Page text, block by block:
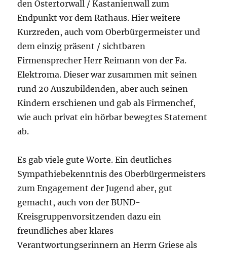
den Ostertorwall / Kastanienwall zum
Endpunkt vor dem Rathaus. Hier weitere
Kurzreden, auch vom Oberbürgermeister und
dem einzig präsent / sichtbaren
Firmensprecher Herr Reimann von der Fa.
Elektroma. Dieser war zusammen mit seinen
rund 20 Auszubildenden, aber auch seinen
Kindern erschienen und gab als Firmenchef,
wie auch privat ein hörbar bewegtes Statement
ab.
Es gab viele gute Worte. Ein deutliches
Sympathiebekenntnis des Oberbürgermeisters
zum Engagement der Jugend aber, gut
gemacht, auch von der BUND-
Kreisgruppenvorsitzenden dazu ein
freundliches aber klares
Verantwortungserinnern an Herrn Griese als